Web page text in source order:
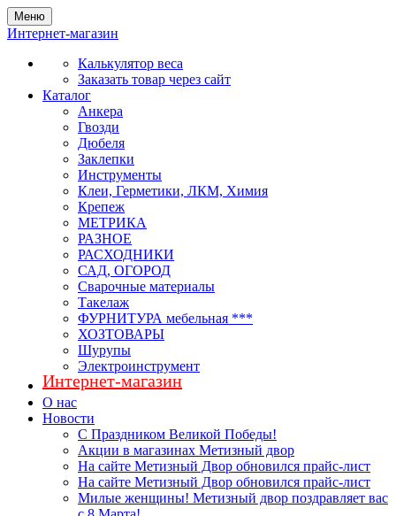
Меню
Интернет-магазин
Калькулятор веса
Заказать товар через сайт
Каталог
Анкера
Гвозди
Дюбеля
Заклепки
Инструменты
Клеи, Герметики, ЛКМ, Химия
Крепеж
МЕТРИКА
РАЗНОЕ
РАСХОДНИКИ
САД, ОГОРОД
Сварочные материалы
Такелаж
ФУРНИТУРА мебельная ***
ХОЗТОВАРЫ
Шурупы
Электроинструмент
Интернет-магазин
О нас
Новости
С Праздником Великой Победы!
Акции в магазинах Метизный двор
На сайте Метизный Двор обновился прайс-лист
На сайте Метизный Двор обновился прайс-лист
Милые женщины! Метизный двор поздравляет вас